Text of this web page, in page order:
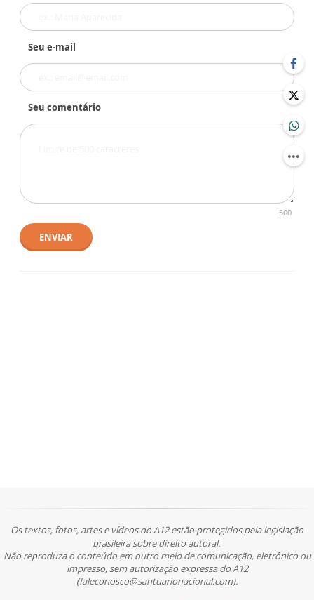
Seu e-mail
Seu comentário
500
ENVIAR
Os textos, fotos, artes e vídeos do A12 estão protegidos pela legislação
brasileira sobre direito autoral.
Não reproduza o conteúdo em outro meio de comunicação, eletrônico ou
impresso, sem autorização expressa do A12
(faleconosco@santuarionacional.com).